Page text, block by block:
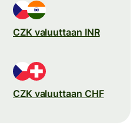
CZK valuuttaan INR
CZK valuuttaan CHF